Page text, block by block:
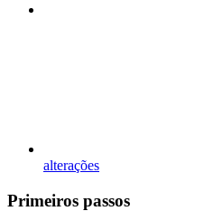
alterações
Primeiros passos